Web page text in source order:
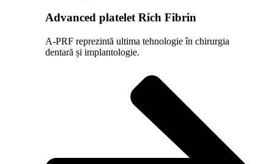
Advanced platelet Rich Fibrin
A-PRF reprezintă ultima tehnologie în chirurgia
dentară și implantologie.